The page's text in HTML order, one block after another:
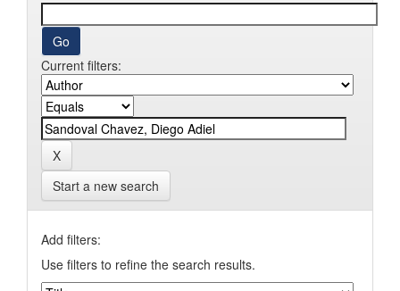
Current filters:
Start a new search
Add filters:
Use filters to refine the search results.